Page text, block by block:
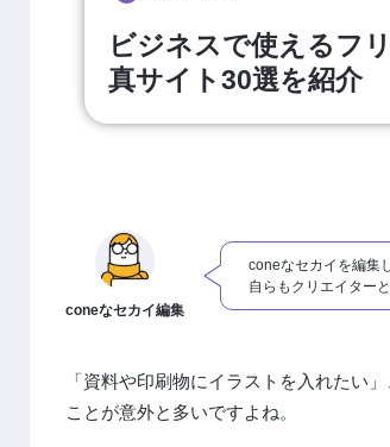
ビジネスで使えるフ
真サイト30選を紹介
coneなセカイ編集
coneなセカイを編集
自らもクリエイター
「資料や印刷物にイラストを入れたい
ことが意外と多いですよね。